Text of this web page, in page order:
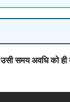
समय अवधि को ही